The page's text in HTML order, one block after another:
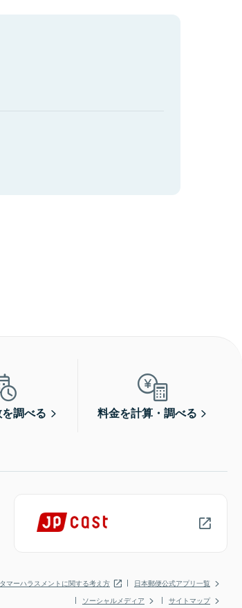
調べる 料金を計算・調べる
マーハラスメントに関する考え方
日本郵便公式アプリ一覧
ソーシャルメディア
サイトマップ